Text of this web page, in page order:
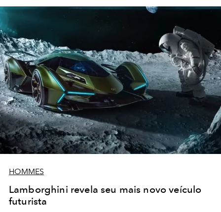
HOMMES
Lamborghini revela seu mais novo veículo
futurista